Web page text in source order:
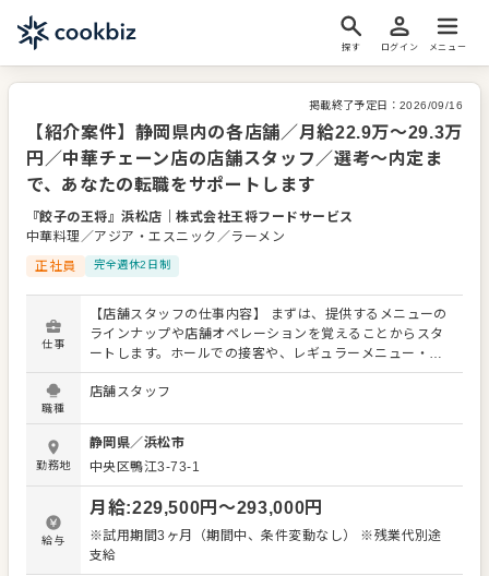
探す ログイン メニュー
掲載終了予定日： 2026/09/16
【紹介案件】静岡県内の各店舗／月給22.9万～29.3万
円／中華チェーン店の店舗スタッフ／選考～内定ま
で、あなたの転職をサポートします
『餃子の王将』浜松店 ｜株式会社王将フードサービス
中華料理／アジア・エスニック／ラーメン
正社員
完全週休2日制
仕事
【店舗スタッフの仕事内容】 まずは、提供するメニューの
ラインナップや店舗オペレーションを覚えることからスタ
ートします。ホールでの接客や、レギュラーメニュー・限
定メニューなどの調理にも関わりますので、店舗業務全般
に関わる幅広いスキルを身につけられます。 よりよいお店
迎です。 【具体的には…】 ・お席へのご案内、オーダーテ
イク、レジ対応など接客全般 ・ドリンク作り、提供 ・予約
管理、電話対応 ・仕込みから盛り付けまでの調理業務 ・食
材の仕入れや在庫管理 ・アルバイトスタッフの教育 など
入社後はスキルに合わせた業務からお任せしますので、
徐々に仕事の幅を広げていきましょう。先輩スタッフがあ
なたの成長をサポートしますので、経験が浅い方も安心し
職種
店舗スタッフ
勤務地
静岡県／浜松市
中央区鴨江3-73-1
給与
月給:229,500円〜293,000円
※試用期間3ヶ月（期間中、条件変動なし） ※残業代別途
支給